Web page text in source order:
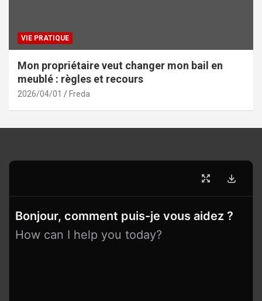
VIE PRATIQUE
Mon propriétaire veut changer mon bail en
meublé : règles et recours
2026/04/01 Freda
Bonjour, comment puis-je vous aidez ?
How can I help you today?